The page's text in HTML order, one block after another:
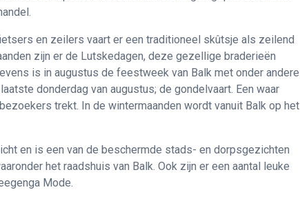
en zeilers vaart er een traditioneel skûtsje als zeilend
zijn er de Lutskedagen, deze gezellige braderieën
is in augustus de feestweek van Balk met onder andere
donderdag van augustus; de gondelvaart. Een waar
trekt. In de wintermaanden wordt vanuit Balk op het
en is een van de beschermde stads- en dorpsgezichten
het raadshuis van Balk. Ook zijn er een aantal leuke
Mode.